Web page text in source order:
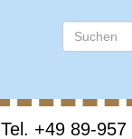
Tel. +49 89-957